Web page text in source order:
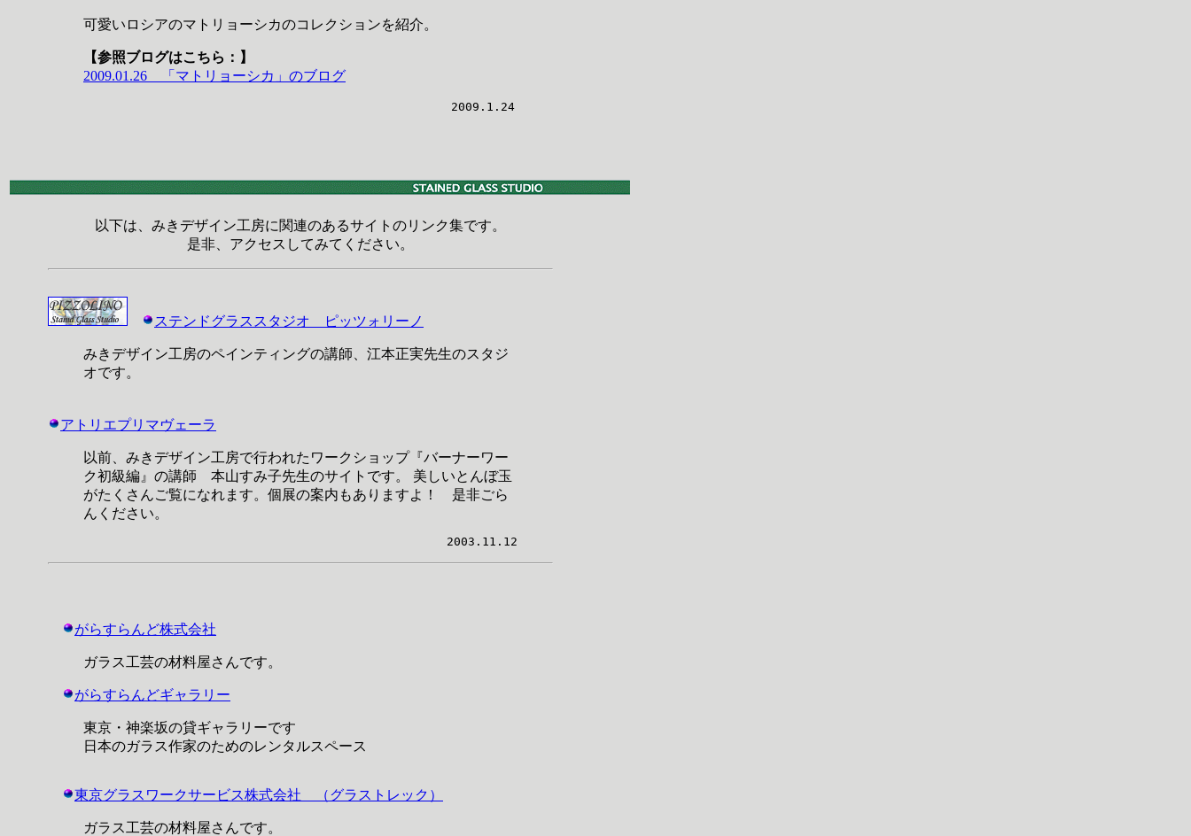
可愛いロシアのマトリョーシカのコレクションを紹介。
【参照ブログはこちら：】
2009.01.26 「マトリョーシカ」のブログ
2009.1.24
以下は、みきデザイン工房に関連のあるサイトのリンク集です。
是非、アクセスしてみてください。
ステンドグラススタジオ ピッツォリーノ
みきデザイン工房のペインティングの講師、江本正実先生のスタジ
オです。
アトリエプリマヴェーラ
以前、みきデザイン工房で行われたワークショップ『バーナーワー
ク初級編』の講師 本山すみ子先生のサイトです。 美しいとんぼ玉
がたくさんご覧になれます。個展の案内もありますよ！ 是非ごら
んください。
2003.11.12
がらすらんど株式会社
ガラス工芸の材料屋さんです。
がらすらんどギャラリー
東京・神楽坂の貸ギャラリーです
日本のガラス作家のためのレンタルスペース
東京グラスワークサービス株式会社 （グラストレック）
ガラス工芸の材料屋さんです。